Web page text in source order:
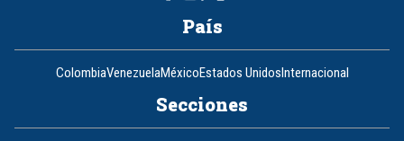
País
ColombiaVenezuelaMéxicoEstados UnidosInternacional
Secciones